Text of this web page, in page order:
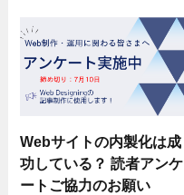
Webサイトの内製化は成
功している？ 読者アンケ
ートご協力のお願い